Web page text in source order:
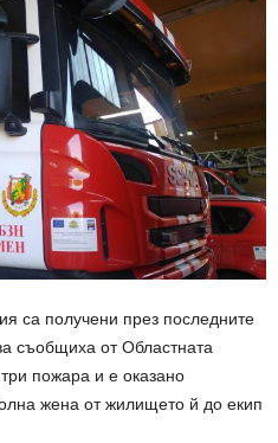
са получени през последните
съобщиха от Областната
пожара и е оказано
жена от жилището й до екип